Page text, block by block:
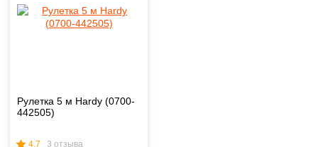
Рулетка 5 м Hardy (0700-
442505)
4.7 3 отзыва